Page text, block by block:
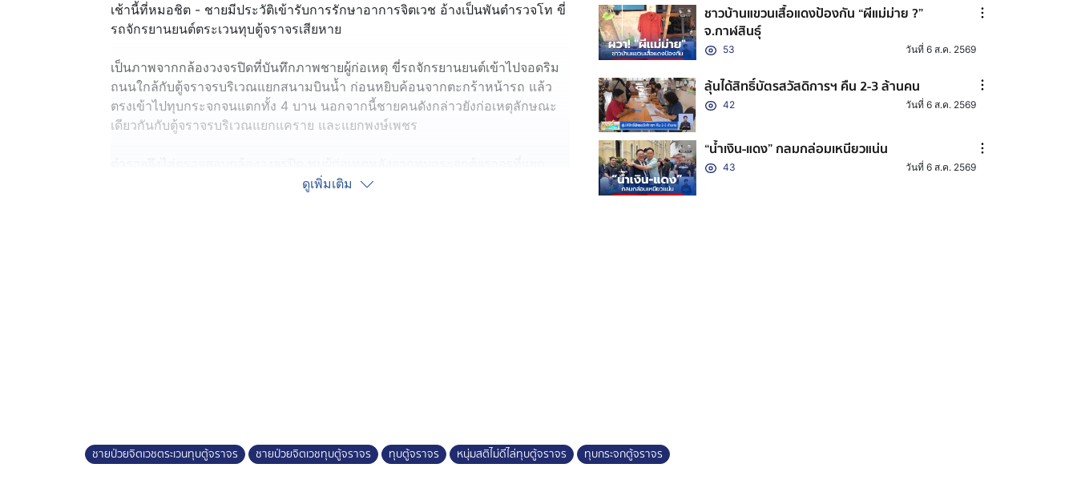
เช้านี้ที่หมอชิต - ชายมีประวัติเข้ารับการรักษาอาการจิตเวช อ้างเป็นพันตำรวจโท ขี่
รถจักรยานยนต์ตระเวนทุบตู้จราจรเสียหาย
เป็นภาพจากกล้องวงจรปิดที่บันทึกภาพชายผู้ก่อเหตุ ขี่รถจักรยานยนต์เข้าไปจอดริม
ถนนใกล้กับตู้จราจรบริเวณแยกสนามบินน้ำ ก่อนหยิบค้อนจากตะกร้าหน้ารถ แล้ว
ตรงเข้าไปทุบกระจกจนแตกทั้ง 4 บาน นอกจากนี้ชายคนดังกล่าวยังก่อเหตุลักษณะ
เดียวกันกับตู้จราจรบริเวณแยกแคราย และแยกพงษ์เพชร
งามวงศ์วาน เป็นที่สุดท้าย ได้ขี่รถจักรยานยนต์ไปตามถนนงามวงศ์วาน ก่อนเลี้ยว
ดูเพิ่มเติม
ชาวบ้านแขวนเสื้อแดงป้องกัน “ผีแม่ม่าย ?”
จ.กาฬสินธุ์
53 วันที่ 6 ส.ค. 2569
ลุ้นได้สิทธิ์บัตรสวัสดิการฯ คืน 2-3 ล้านคน
42 วันที่ 6 ส.ค. 2569
“น้ำเงิน-แดง” กลมกล่อมเหนียวแน่น
43 วันที่ 6 ส.ค. 2569
ชายป่วยจิตเวชตระเวนทุบตู้จราจร ชายป่วยจิตเวชทุบตู้จราจร ทุบตู้จราจร หนุ่มสติไม่ดีไล่ทุบตู้จราจร ทุบกระจกตู้จราจร